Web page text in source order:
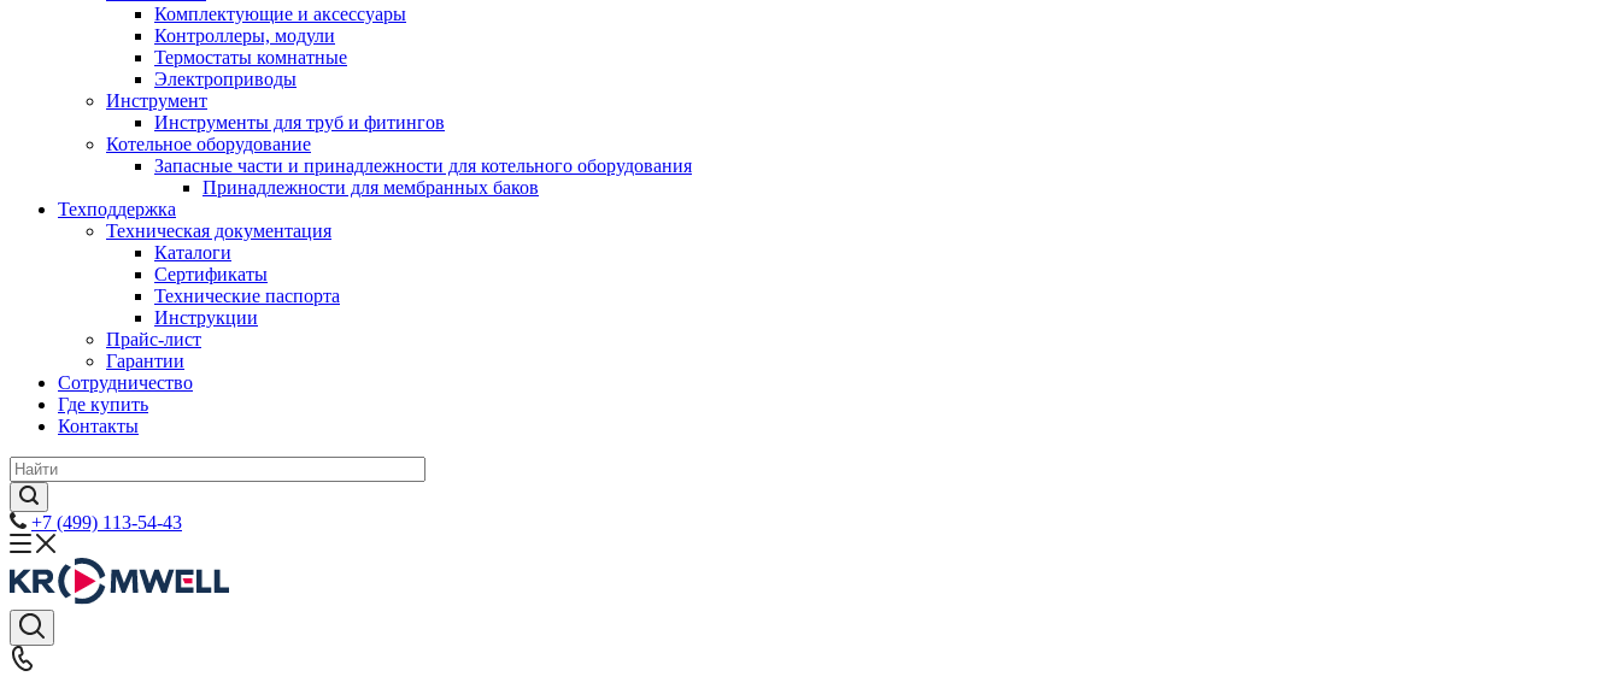
Комплектующие и аксессуары
Контроллеры, модули
Термостаты комнатные
Электроприводы
Инструмент
Инструменты для труб и фитингов
Котельное оборудование
Запасные части и принадлежности для котельного оборудования
Принадлежности для мембранных баков
Техподдержка
Техническая документация
Каталоги
Сертификаты
Технические паспорта
Инструкции
Прайс-лист
Гарантии
Сотрудничество
Где купить
Контакты
+7 (499) 113-54-43